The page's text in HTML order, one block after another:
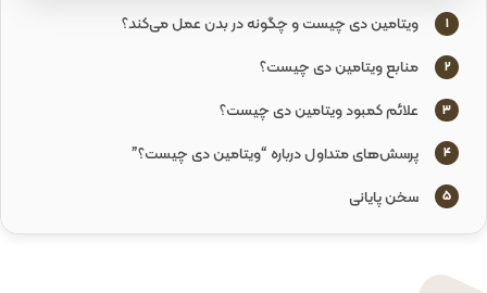
1 ویتامین دی چیست و چگونه در بدن عمل می‌کند؟
2 منابع ویتامین دی چیست؟
3 علائم کمبود ویتامین دی چیست؟
4 پرسش‌های متداول درباره “ویتامین دی چیست؟”
5 سخن پایانی